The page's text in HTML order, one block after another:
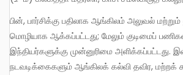
பின், பார்சிக்கு பதிலாக ஆங்கிலம் அலுவல் மற்றும் நீதிமன்ற வழக்காடு
மொழியாக ஆக்கப்பட்டது; மேலும் குடிமைப்
இந்தியர்களுக்கு முன்னுரிமை அளிக்கப்பட்டது.
நடவடிக்கைகளும் ஆங்கிலக் கல்வி தவிர, மற்றக்